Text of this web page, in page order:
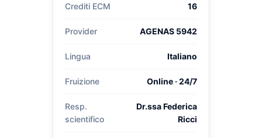
Crediti ECM 16
Provider AGENAS 5942
Lingua Italiano
Fruizione Online · 24/7
Resp.
scientifico
Dr.ssa Federica
Ricci